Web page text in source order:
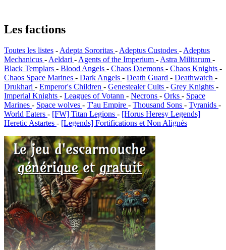
Les factions
Toutes les listes -Adepta Sororitas -Adeptus Custodes -Adeptus
Mechanicus -Aeldari -Agents of the Imperium -Astra Militarum -
Black Templars - Blood Angels - Chaos Daemons - Chaos Knights -
Chaos Space Marines - Dark Angels - Death Guard - Deathwatch -
Drukhari - Emperor's Children - Genestealer Cults - Grey Knights -
Imperial Knights - Leagues of Votann - Necrons - Orks - Space
Marines - Space wolves - T'au Empire - Thousand Sons - Tyranids -
World Eaters - [FW] Titan Legions - [Horus Heresy Legends]
Heretic Astartes - [Legends] Fortifications et Non Alignés